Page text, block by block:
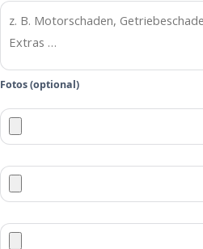
Fotos (optional)